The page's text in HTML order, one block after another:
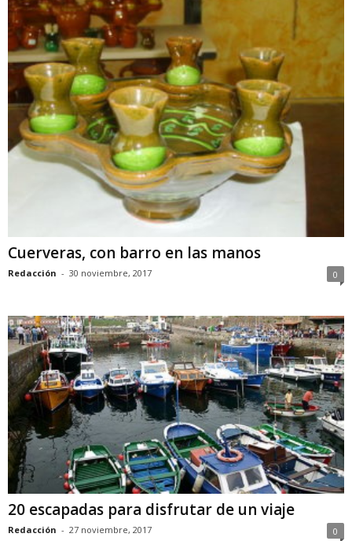
Cuerveras, con barro en las manos
Redacción - 30 noviembre, 2017 0
20 escapadas para disfrutar de un viaje
Redacción - 27 noviembre, 2017 0